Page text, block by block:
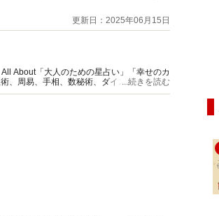
更新日：2025年06月15日
About「大人のための星占い」「幸せのカ
、周易、手相、数秘術、ダイスやカード占
...続きを読む